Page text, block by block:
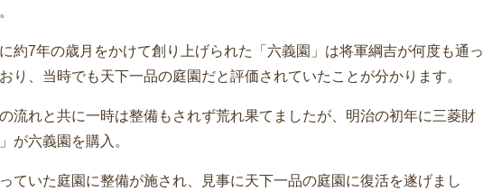
約7年の歳月をかけて創り上げられた「六義園」は将軍綱吉が何度も通っ
り、当時でも天下一品の庭園だと評価されていたことが分かります。
流れと共に一時は整備もされず荒れ果てましたが、明治の初年に三菱財
が六義園を購入。
ていた庭園に整備が施され、見事に天下一品の庭園に復活を遂げまし